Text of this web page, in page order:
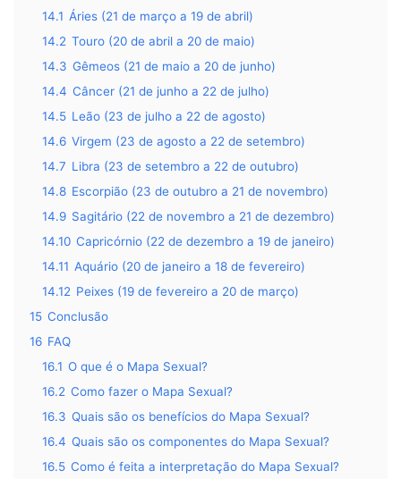
14.1 Áries (21 de março a 19 de abril)
14.2 Touro (20 de abril a 20 de maio)
14.3 Gêmeos (21 de maio a 20 de junho)
14.4 Câncer (21 de junho a 22 de julho)
14.5 Leão (23 de julho a 22 de agosto)
14.6 Virgem (23 de agosto a 22 de setembro)
14.7 Libra (23 de setembro a 22 de outubro)
14.8 Escorpião (23 de outubro a 21 de novembro)
14.9 Sagitário (22 de novembro a 21 de dezembro)
14.10 Capricórnio (22 de dezembro a 19 de janeiro)
14.11 Aquário (20 de janeiro a 18 de fevereiro)
14.12 Peixes (19 de fevereiro a 20 de março)
15 Conclusão
16 FAQ
16.1 O que é o Mapa Sexual?
16.2 Como fazer o Mapa Sexual?
16.3 Quais são os benefícios do Mapa Sexual?
16.4 Quais são os componentes do Mapa Sexual?
16.5 Como é feita a interpretação do Mapa Sexual?